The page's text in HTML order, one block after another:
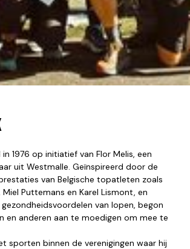
1976 op initiatief van Flor Melis, een
uit Westmalle. Geïnspireerd door de
van Belgische topatleten zoals
Puttemans en Karel Lismont, en
van lopen, begon
en anderen aan te moedigen om mee te
sporten binnen de verenigingen waar hij